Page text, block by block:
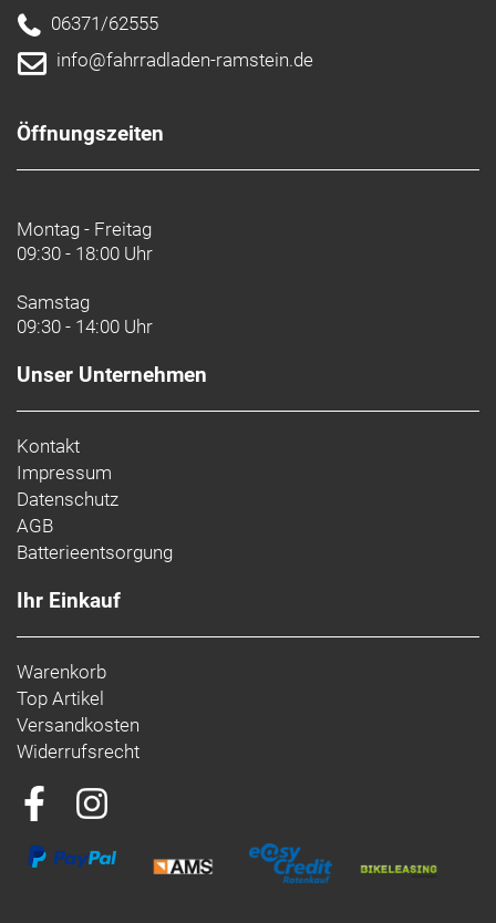
06371/62555
info@fahrradladen-ramstein.de
Öffnungszeiten
Montag - Freitag
09:30 - 18:00 Uhr
Samstag
09:30 - 14:00 Uhr
Unser Unternehmen
Kontakt
Impressum
Datenschutz
AGB
Batterieentsorgung
Ihr Einkauf
Warenkorb
Top Artikel
Versandkosten
Widerrufsrecht